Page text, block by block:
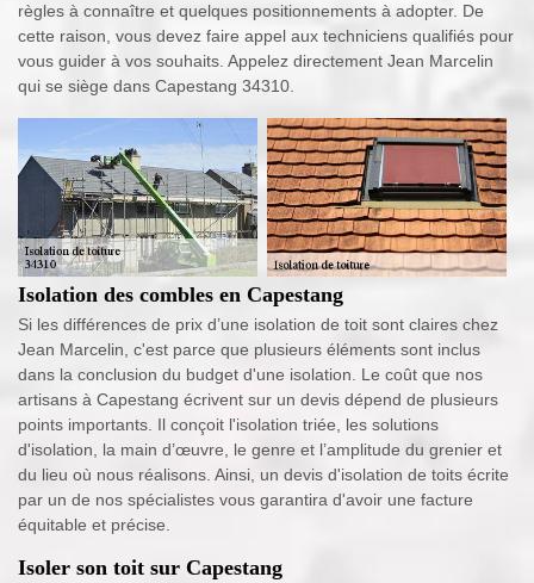
règles à connaître et quelques positionnements à adopter. De
cette raison, vous devez faire appel aux techniciens qualifiés pour
vous guider à vos souhaits. Appelez directement Jean Marcelin
qui se siège dans Capestang 34310.
Isolation des combles en Capestang
Si les différences de prix d’une isolation de toit sont claires chez
Jean Marcelin, c'est parce que plusieurs éléments sont inclus
dans la conclusion du budget d'une isolation. Le coût que nos
artisans à Capestang écrivent sur un devis dépend de plusieurs
points importants. Il conçoit l'isolation triée, les solutions
d'isolation, la main d’œuvre, le genre et l’amplitude du grenier et
du lieu où nous réalisons. Ainsi, un devis d'isolation de toits écrite
par un de nos spécialistes vous garantira d'avoir une facture
équitable et précise.
Isoler son toit sur Capestang